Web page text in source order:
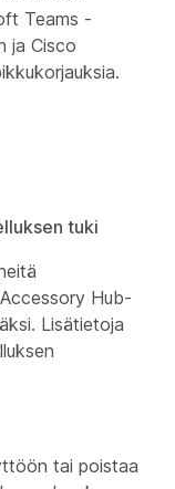
Teams -
ja Cisco
tuki
Hub-
Lisätietoja
tai poistaa